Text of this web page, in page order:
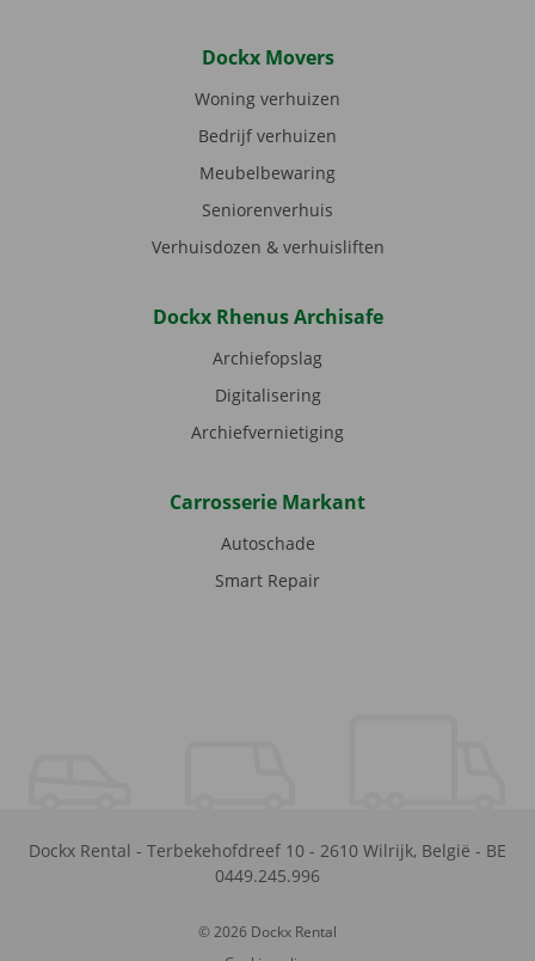
Dockx Movers
Woning verhuizen
Bedrijf verhuizen
Meubelbewaring
Seniorenverhuis
Verhuisdozen & verhuisliften
Dockx Rhenus Archisafe
Archiefopslag
Digitalisering
Archiefvernietiging
Carrosserie Markant
Autoschade
Smart Repair
Dockx Rental - Terbekehofdreef 10 - 2610 Wilrijk, België - BE
0449.245.996
© 2026 Dockx Rental